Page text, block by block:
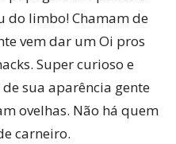
do limbo! Chamam de
vem dar um Oi pros
Super curioso e
sua aparência gente
ovelhas. Não há quem
carneiro.